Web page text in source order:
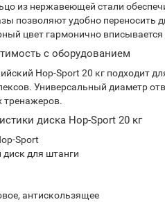
из нержавеющей стали
позволяют удобно переносить
цвет гармонично
с оборудованием
Hop-Sport 20 кг подходит
Универсальный диаметр
тренажеров.
диска Hop-Sport 20 кг
Sport
для штанги
антискользящее